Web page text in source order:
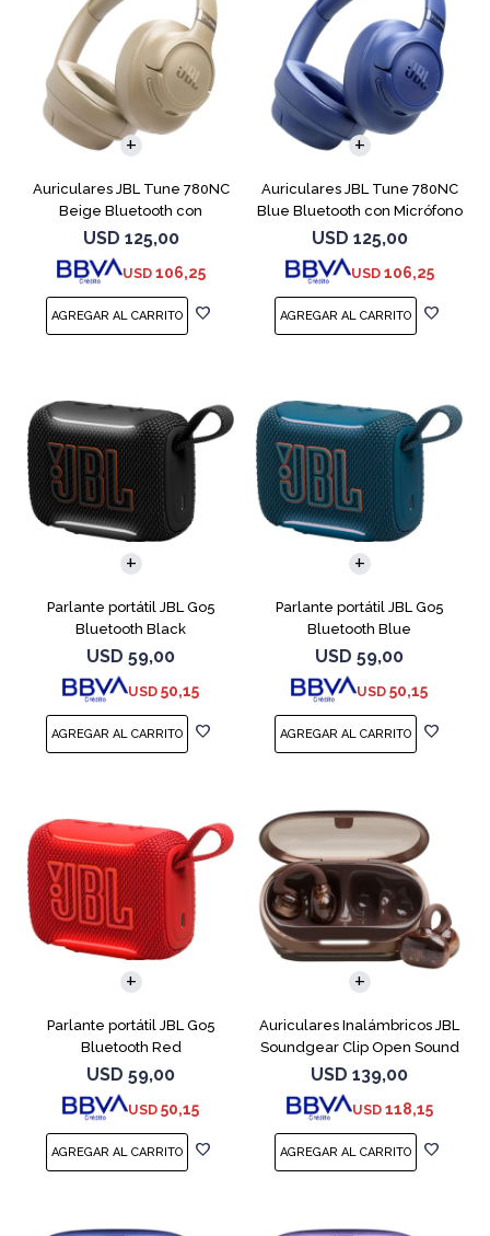
Auriculares JBL Tune 780NC
Beige Bluetooth con
Micrófono
USD 125,00
USD 106,25
Auriculares JBL Tune 780NC
Blue Bluetooth con Micrófono
USD 125,00
USD 106,25
Parlante portátil JBL Go5
Bluetooth Black
USD 59,00
USD 50,15
Parlante portátil JBL Go5
Bluetooth Blue
USD 59,00
USD 50,15
Parlante portátil JBL Go5
Bluetooth Red
USD 59,00
USD 50,15
Auriculares Inalámbricos JBL
Soundgear Clip Open Sound
Cobre
USD 139,00
USD 118,15